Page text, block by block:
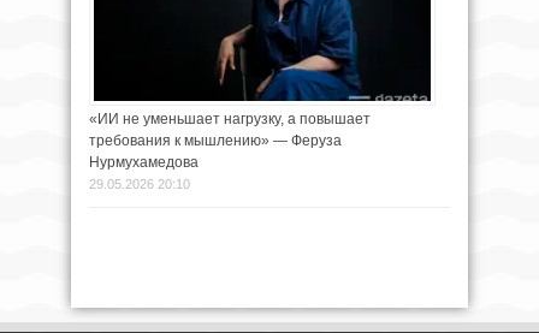
«ИИ не уменьшает нагрузку, а повышает
требования к мышлению» — Феруза
Нурмухамедова
29.05.2026 20:10